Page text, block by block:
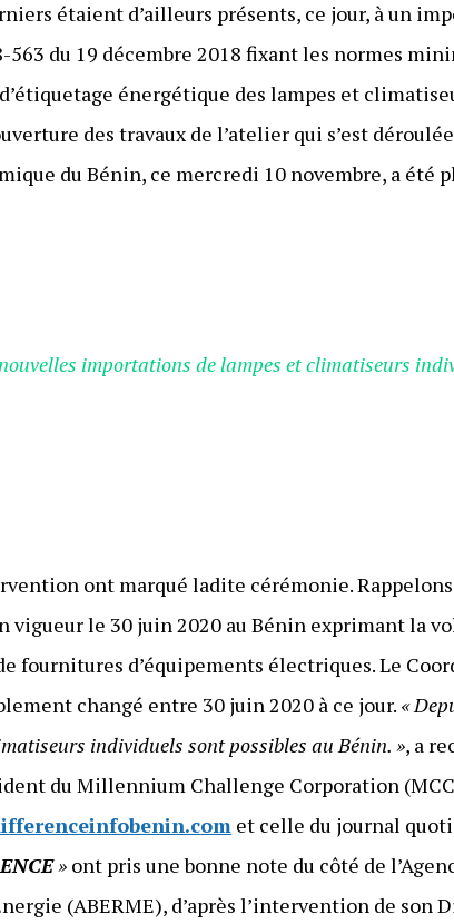
étaient d’ailleurs présents, ce jour, à un
du 19 décembre 2018 fixant les normes
énergétique des lampes et
des travaux de l’atelier qui s’est
du Bénin, ce mercredi 10 novembre, a été
importations de lampes et climatiseurs
ont marqué ladite cérémonie.
vigueur le 30 juin 2020 au Bénin exprimant la
fournitures d’équipements électriques. Le
changé entre 30 juin 2020 à ce jour. «
individuels sont possibles au Bénin. », a
du Millennium Challenge Corporation
et celle du journal
» ont pris une bonne note du côté de
(ABERME), d’après l’intervention de son